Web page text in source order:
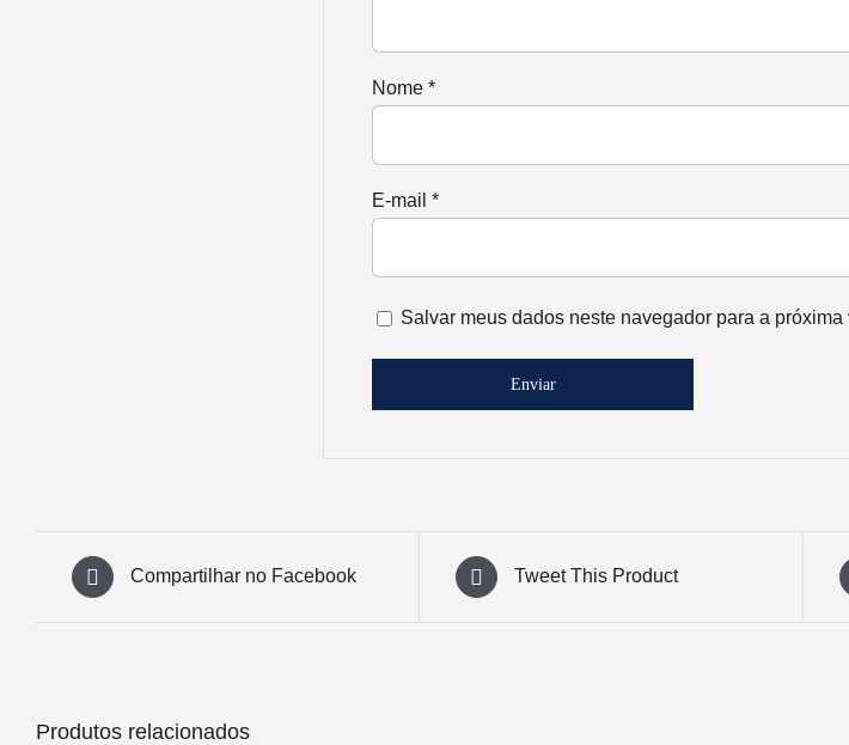
Nome *
E-mail *
Salvar meus dados neste navegador para a próxima
Compartilhar no Facebook Tweet This Product
Produtos relacionados